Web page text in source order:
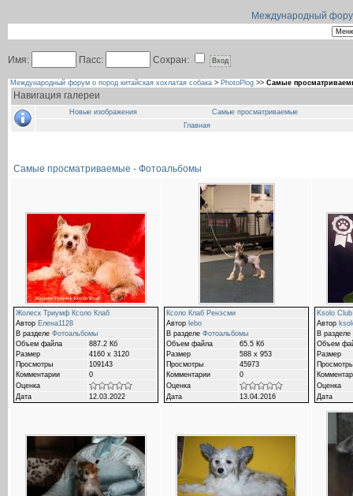
Международный
Имя: Пасс: Сохран:
Международный форум о пород китайская хохлатая собака > PhotoPlog >> Самые
Навигация галереи
Новые изображения
Самые просматриваемые
Главная
Самые просматриваемые - Фотоальбомы
Жолеск Триумф Ксоло Клаб
Автор Елена1128
В разделе Фотоальбомы
Объем файла
887.2 Кб
Размер
4160 x 3120
Просмотры
109143
Комментарии
0
Оценка
Дата
12.03.2022
Ксоло Клаб Ренэсми
Автор lebo
В разделе Фотоальбомы
Объем файла
65.5 Кб
Размер
588 x 953
Просмотры
45973
Комментарии
0
Оценка
Дата
13.04.2016
Ksolo
Автор
В разделе
Объем
Размер
Просмотры
Оценка
Дата